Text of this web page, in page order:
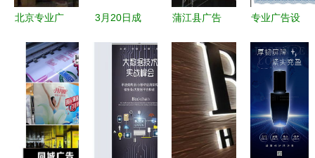
北京专业广
计的全方位
服务指南
3月20日成
制作门头招
牌工程安装
施工价格分
析
蒲江县广告
计到呈现的
全流程解析
专业广告设
企业服务资
质证书的价
值与意义